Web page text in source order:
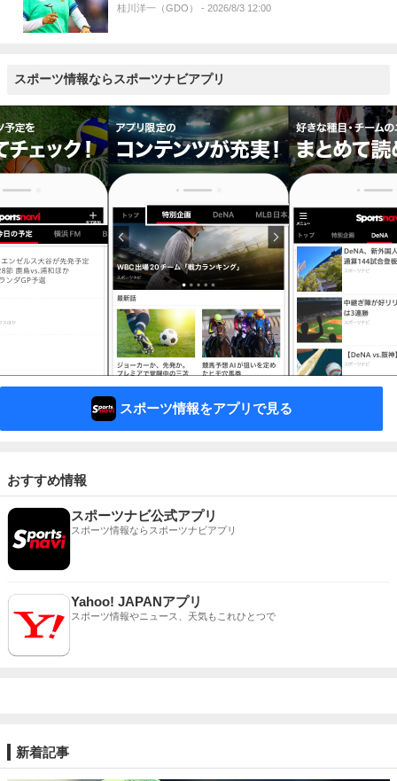
桂川洋一（GDO） - 2026/8/3 12:00
スポーツ情報ならスポーツナビアプリ
スポーツ情報をアプリで見る
おすすめ情報
スポーツナビ公式アプリ
スポーツ情報ならスポーツナビアプリ
Yahoo! JAPANアプリ
スポーツ情報やニュース、天気もこれひとつで
新着記事